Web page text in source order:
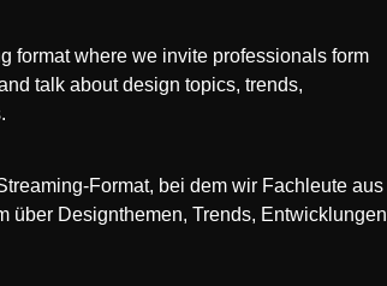
format where we invite professionals form
talk about design topics, trends,
Format, bei dem wir Fachleute aus
über Designthemen, Trends, Entwicklungen